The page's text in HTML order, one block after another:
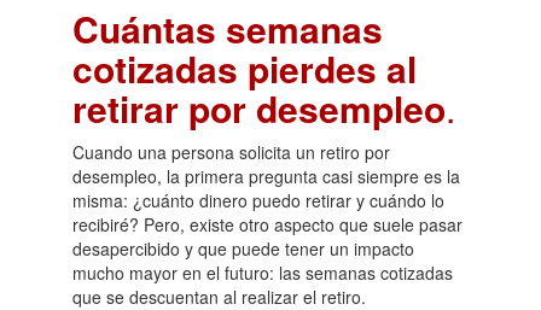
Cuántas semanas
cotizadas pierdes al
retirar por desempleo.
Cuando una persona solicita un retiro por
desempleo, la primera pregunta casi siempre es la
misma: ¿cuánto dinero puedo retirar y cuándo lo
recibiré? Pero, existe otro aspecto que suele pasar
desapercibido y que puede tener un impacto
mucho mayor en el futuro: las semanas cotizadas
que se descuentan al realizar el retiro.